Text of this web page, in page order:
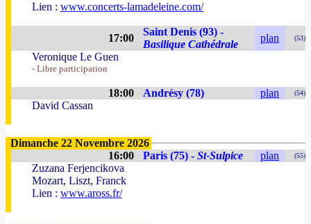
Lien : www.concerts-lamadeleine.com/
17:00
Saint Denis (93) -
Basilique Cathédrale
plan (53)
Veronique Le Guen
- Libre participation
18:00 Andrésy (78) plan (54)
David Cassan
Dimanche 22 Novembre 2026
16:00
Paris (75) - St-Sulpice plan (55)
Zuzana Ferjencikova
Mozart, Liszt, Franck
Lien : www.aross.fr/